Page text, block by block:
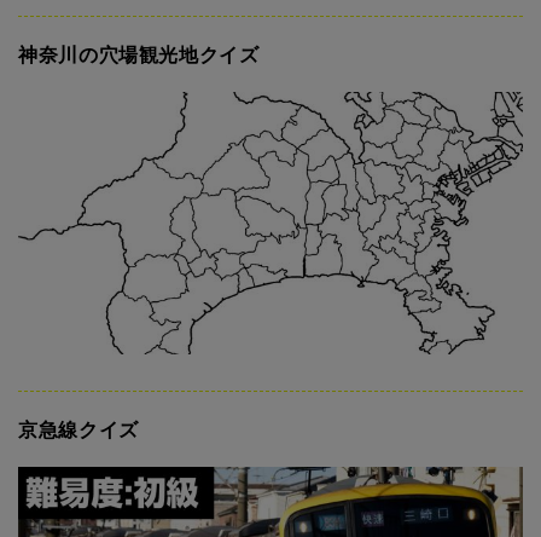
神奈川の穴場観光地クイズ
京急線クイズ